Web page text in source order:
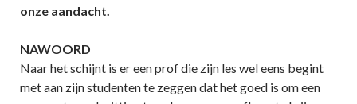
onze aandacht.
NAWOORD
Naar het schijnt is er een prof die zijn les wel eens begint
met aan zijn studenten te zeggen dat het goed is om een